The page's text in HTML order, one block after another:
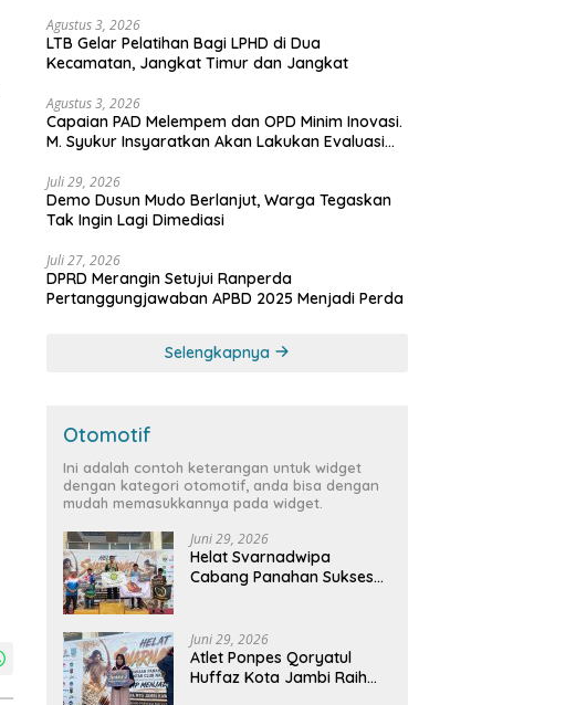
Agustus 3, 2026
LTB Gelar Pelatihan Bagi LPHD di Dua
Kecamatan, Jangkat Timur dan Jangkat
Agustus 3, 2026
Capaian PAD Melempem dan OPD Minim Inovasi.
M. Syukur Insyaratkan Akan Lakukan Evaluasi
Juli 29, 2026
Demo Dusun Mudo Berlanjut, Warga Tegaskan
Tak Ingin Lagi Dimediasi
Juli 27, 2026
DPRD Merangin Setujui Ranperda
Pertanggungjawaban APBD 2025 Menjadi Perda
Selengkapnya
Otomotif
Ini adalah contoh keterangan untuk widget
dengan kategori otomotif, anda bisa dengan
mudah memasukkannya pada widget.
Juni 29, 2026
Helat Svarnadwipa
Cabang Panahan Sukses
Apresiasi
Juni 29, 2026
Atlet Ponpes Qoryatul
Huffaz Kota Jambi Raih